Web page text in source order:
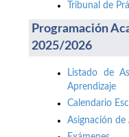
Tribunal de
Programación
2025/2026
Listado de
Aprendizaje
Calendario
Asignación de